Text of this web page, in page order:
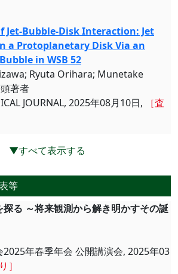
Jet-Bubble-Disk Interaction: Jet
a Protoplanetary Disk Via an
in WSB 52
Ryuta Orihara; Munetake
著者
JOURNAL, 2025年08月10日,
［査
▼すべて表示する
等
探る ～将来観測から解き明かすその誕
環境～
2025年春季年会 公開講演会, 2025年03
］